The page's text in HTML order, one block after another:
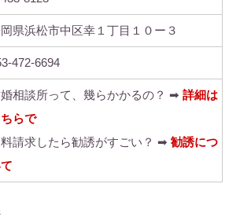
県浜松市中区幸１丁目１０ー３
472-6694
相談所って、幾らかかるの？ ➡ 詳細は
らで
請求したら勧誘がすごい？ ➡ 勧誘につ